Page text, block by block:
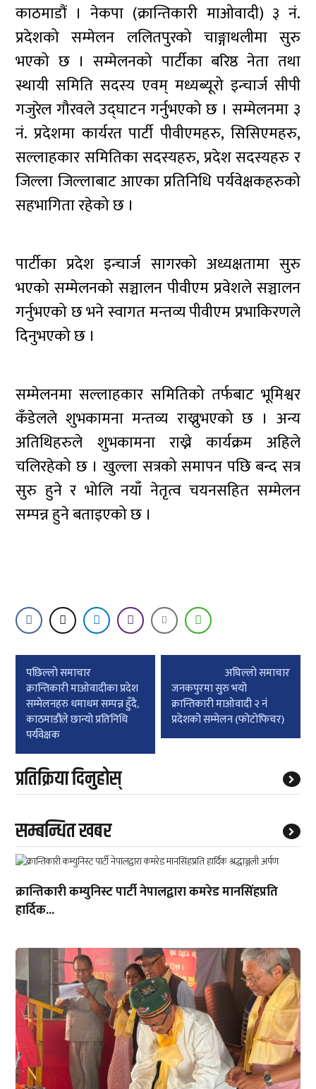
काठमाडौं । नेकपा (क्रान्तिकारी माओवादी) ३ नं.
प्रदेशको सम्मेलन ललितपुरको चाङ्गाथलीमा सुरु
भएको छ । सम्मेलनको पार्टीका बरिष्ठ नेता तथा
स्थायी समिति सदस्य एवम् मध्यब्यूरो इन्चार्ज सीपी
गजुरेल गौरवले उद्घाटन गर्नुभएको छ । सम्मेलनमा ३
नं. प्रदेशमा कार्यरत पार्टी पीवीएमहरु, सिसिएमहरु,
सल्लाहकार समितिका सदस्यहरु, प्रदेश सदस्यहरु र
जिल्ला जिल्लाबाट आएका प्रतिनिधि पर्यवेक्षकहरुको
सहभागिता रहेको छ ।
पार्टीका प्रदेश इन्चार्ज सागरको अध्यक्षतामा सुरु
भएको सम्मेलनको सञ्चालन पीवीएम प्रवेशले सञ्चालन
गर्नुभएको छ भने स्वागत मन्तव्य पीवीएम प्रभाकिरणले
दिनुभएको छ ।
सम्मेलनमा सल्लाहकार समितिको तर्फबाट भूमिश्वर
कँडेलले शुभकामना मन्तव्य राख्नुभएको छ । अन्य
अतिथिहरुले शुभकामना राख्ने कार्यक्रम अहिले
चलिरहेको छ । खुल्ला सत्रको समापन पछि बन्द सत्र
सुरु हुने र भोलि नयाँ नेतृत्व चयनसहित सम्मेलन
सम्पन्न हुने बताइएको छ ।
Post
navigation
पछिल्लाे समाचार
क्रान्तिकारी माओवादीका प्रदेश
सम्मेलनहरु धमाधम सम्पन्न हुँदै,
काठमाडौंले छान्यो प्रतिनिधि
पर्यवेक्षक
अघिल्लाे समाचार
जनकपुरमा सुरु भयो
क्रान्तिकारी माओवादी २ नंं
प्रदेशको सम्मेलन (फोटोफिचर)
प्रतिक्रिया दिनुहोस्
सम्बन्धित खबर
क्रान्तिकारी कम्युनिस्ट पार्टी नेपालद्वारा कमरेड मानसिंहप्रति
हार्दिक...